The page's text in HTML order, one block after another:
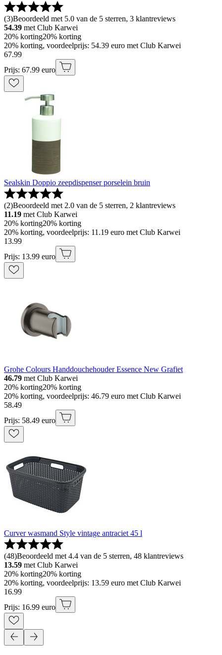
(3)Beoordeeld met 5.0 van de 5 sterren, 3 klantreviews
54.39 met Club Karwei
20% korting20% korting
20% korting, voordeelprijs: 54.39 euro met Club Karwei
67.99
Prijs: 67.99 euro
Sealskin Doppio zeepdispenser porselein bruin
(2)Beoordeeld met 2.0 van de 5 sterren, 2 klantreviews
11.19 met Club Karwei
20% korting20% korting
20% korting, voordeelprijs: 11.19 euro met Club Karwei
13.99
Prijs: 13.99 euro
Grohe Colours Handdouchehouder Essence New Grafiet
46.79 met Club Karwei
20% korting20% korting
20% korting, voordeelprijs: 46.79 euro met Club Karwei
58.49
Prijs: 58.49 euro
Curver wasmand Style vintage antraciet 45 l
(48)Beoordeeld met 4.4 van de 5 sterren, 48 klantreviews
13.59 met Club Karwei
20% korting20% korting
20% korting, voordeelprijs: 13.59 euro met Club Karwei
16.99
Prijs: 16.99 euro